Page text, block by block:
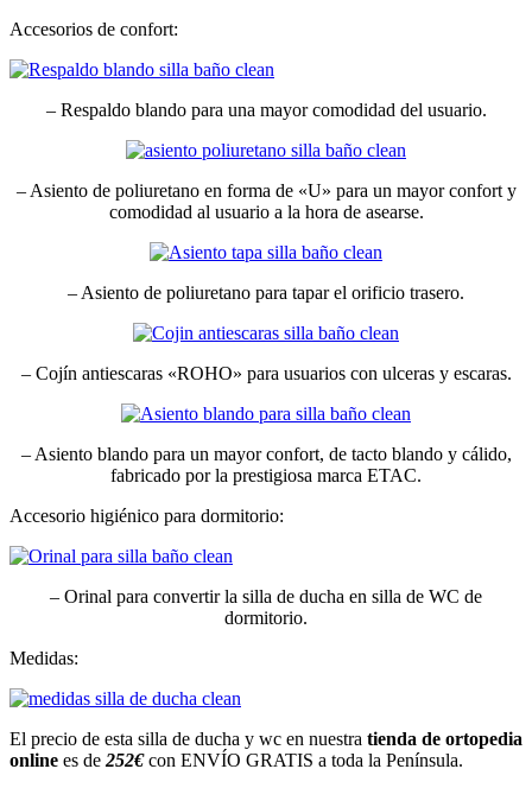
Accesorios de confort:
– Respaldo blando para una mayor comodidad del usuario.
– Asiento de poliuretano en forma de «U» para un mayor confort y
comodidad al usuario a la hora de asearse.
– Asiento de poliuretano para tapar el orificio trasero.
– Cojín antiescaras «ROHO» para usuarios con ulceras y escaras.
– Asiento blando para un mayor confort, de tacto blando y cálido,
fabricado por la prestigiosa marca ETAC.
Accesorio higiénico para dormitorio:
– Orinal para convertir la silla de ducha en silla de WC de
dormitorio.
Medidas:
El precio de esta silla de ducha y wc en nuestra tienda de ortopedia
online es de 252€con ENVÍO GRATIS a toda la Península.